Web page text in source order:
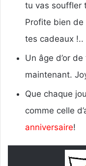
tu vas souffler
Profite bien
tes cadeaux !..
Un âge d’or
maintenant.
Que chaque
comme celle
anniversaire!